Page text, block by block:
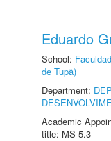
Eduardo
School:
de Tupã)
Department:
Academic
title: MS-5.3